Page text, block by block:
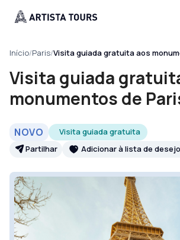
Início/Paris/Visita guiada gratuita aos
Visita guiada
monumentos de
NOVO
Visita guiada gratuita
Partilhar
Adicionar à lista de